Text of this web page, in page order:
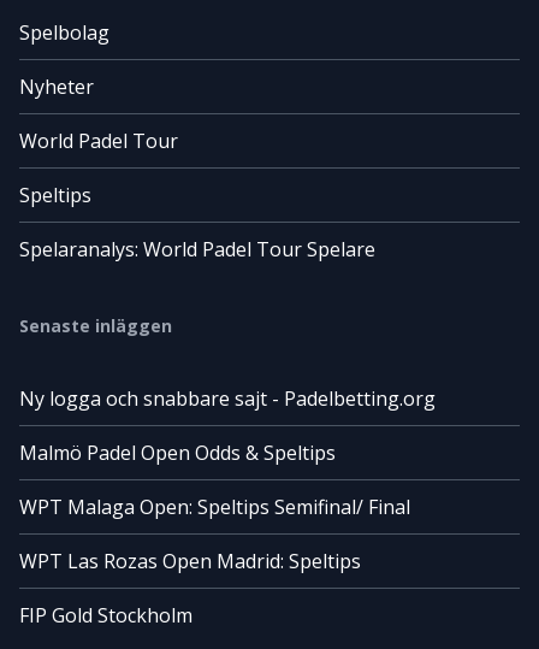
Spelbolag
Nyheter
World Padel Tour
Speltips
Spelaranalys: World Padel Tour Spelare
Senaste inläggen
Ny logga och snabbare sajt - Padelbetting.org
Malmö Padel Open Odds & Speltips
WPT Malaga Open: Speltips Semifinal/ Final
WPT Las Rozas Open Madrid: Speltips
FIP Gold Stockholm